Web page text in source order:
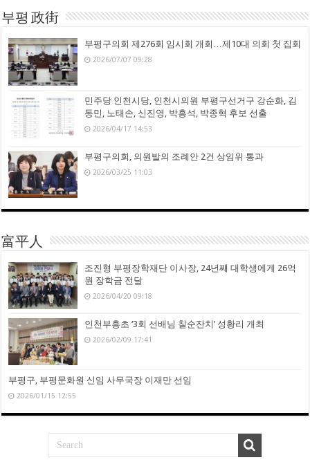
부평 政街
부평구의회 제276회 임시회 개회…제10대 의회 첫 집회
2026/07/07 09:28
민주당 인천시당, 인천시의원 부평구선거구 강순화, 김
동민, 노태손, 신진영, 박흥석, 박종혁 후보 선출
2026/04/17 14:53
부평구의회, 의원발의 조례안 2건 상임위 통과
2026/03/25 11:03
富平人
조진형 부평장학재단 이사장, 24년째 대학생에게 26억
원 장학금 전달
2026/04/20 09:18
인천부흥초 ‘3회 선배님 칠순잔치’ 성황리 개최
2026/02/09 17:41
부평구, 부평문화원 신임 사무국장 이재만 선임
2026/01/15 12:55